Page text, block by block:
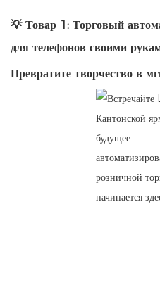
💡 Товар 1: Торговый
для телефонов своими
Превратите творчество в